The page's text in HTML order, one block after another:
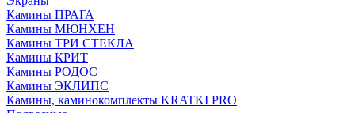
Камины ПРАГА
Камины МЮНХЕН
Камины ТРИ СТЕКЛА
Камины КРИТ
Камины РОДОС
Камины ЭКЛИПС
Камины, каминокомплекты KRATKI PRO